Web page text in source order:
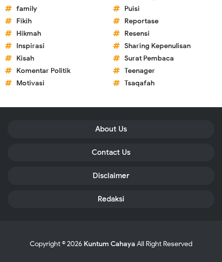
family
Fikih
Hikmah
Inspirasi
Kisah
Komentar Politik
Motivasi
Puisi
Reportase
Resensi
Sharing Kepenulisan
Surat Pembaca
Teenager
Tsaqafah
About Us
Contact Us
Disclaimer
Redaksi
Copyright ©2026 Kuntum Cahaya All Right Reserved